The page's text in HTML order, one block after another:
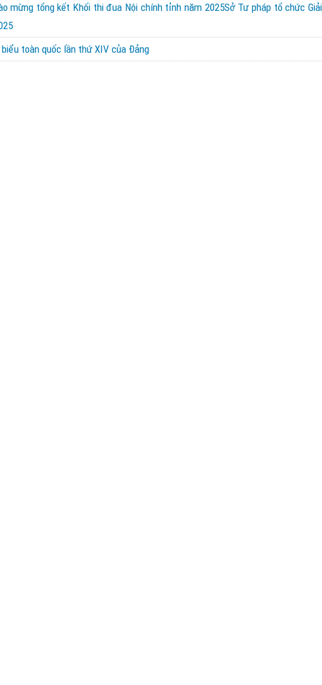
mừng tổng kết Khối thi đua Nội chính tỉnh năm 2025Sở Tư pháp tổ chức
toàn quốc lần thứ XIV của Đảng